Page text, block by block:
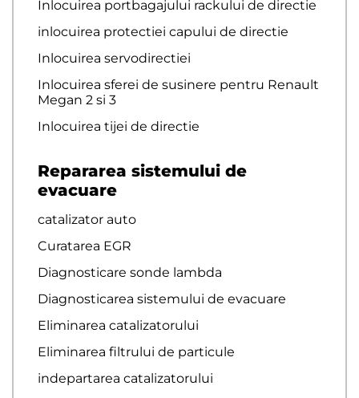
Inlocuirea portbagajului rackului de directie
inlocuirea protectiei capului de directie
Inlocuirea servodirectiei
Inlocuirea sferei de susinere pentru Renault
Megan 2 si 3
Inlocuirea tijei de directie
Repararea sistemului de
evacuare
catalizator auto
Curatarea EGR
Diagnosticare sonde lambda
Diagnosticarea sistemului de evacuare
Eliminarea catalizatorului
Eliminarea filtrului de particule
indepartarea catalizatorului